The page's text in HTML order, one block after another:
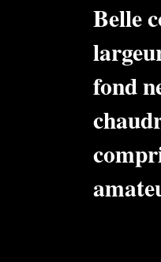
Belle
fond